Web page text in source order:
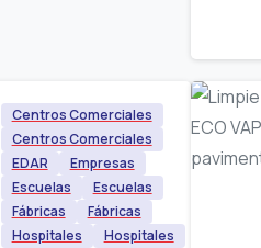
Centros Comerciales
Centros Comerciales
EDAR
Empresas
Escuelas
Escuelas
Fábricas
Fábricas
Hospitales
Hospitales